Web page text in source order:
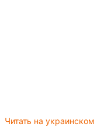
Читать на украинском